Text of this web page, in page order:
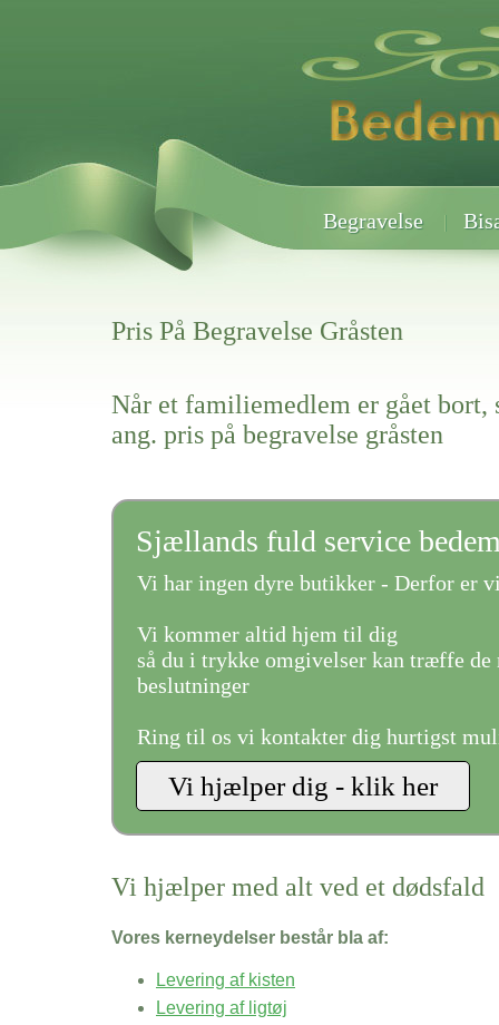
Begravelse
Pris På Begravelse Gråsten
Når et familiemedlem er gået bort,
ang. pris på begravelse gråsten
Sjællands fuld service
Vi har ingen dyre butikker - Derfor er
Vi kommer altid hjem til dig
så du i trykke omgivelser kan træffe de
beslutninger
Ring til os vi kontakter dig hurtigst
Vi hjælper med alt ved et dødsfald
Vores kerneydelser består bla af:
Levering af kisten
Levering af ligtøj